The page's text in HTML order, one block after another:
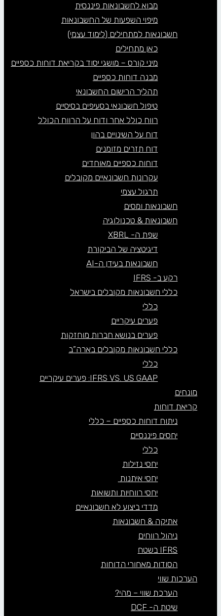
מבוא לחשבונאות פיננסית
מיפוי השפעות של החשבונאות
חשבונאות למתחילים (לימוד עצמי)
כאן מתחילים
מיני קורס – מושגי יסוד בקריאת דוחות כספיים
מבנה דוחות כספיים
תהליך הרישום החשבונאי
טיפול חשבונאי בסעיפים בסיסיים
רווח כולל אחר ודוח על הרווח הכולל
דוח על השינויים בהון
דוח תזרים מזומנים
דוחות כספיים מאוחדים
עקרונות חשבונאיים מקובלים
תרגול עצמי
חשבונאות ומסים
חשבונאות & טכנולוגיה
שפת ה- XBRL
דיגיטציה של הביקורת
חשבונאות בעידן ה-AI
רקע ב- IFRS
כללי חשבונאות מקובלים בישראל
כללי
פערים עיקריים
פערים בנושא חברות מוחזקות
כללי חשבונאות מקובלים בארה”ב
כללי
IFRS VS. US GAAP: פערים עיקריים
מונחים
קריאת דוחות
ניתוח דוחות כספיים – כללי
יחסים פיננסיים
כללי
יחסי נזילות
יחסי איתנות
יחסי רווחיות ותשואות
מדדי ביצוע לא חשבונאיים
אתיקה & חשבונאות
ניהול רווחים
IFRS בשטח
הסודות מאחורי הדוחות
הערכות שווי
הערכת שווי – מהי?
שיטת ה- DCF